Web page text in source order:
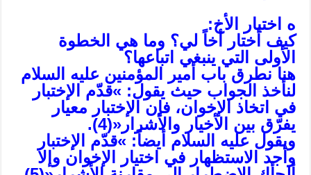
ه اختيار الأخ:
كيف أختار أخاً لي؟ وما هي الخطوة
الأولى التي ينبغي اتباعها؟
هنا نطرق باب أمير المؤمنين عليه السلام
لنأخذ الجواب حيث يقول: »قدّم الإختبار
في اتخاذ الإخوان، فإن الإختبار معيار
يفرّق بين الأخيار والأشرار«(4).
ويقول عليه السلام أيضاً: »قدّم الإختبار
وأجد الاستظهار في اختيار الإخوان وإلا